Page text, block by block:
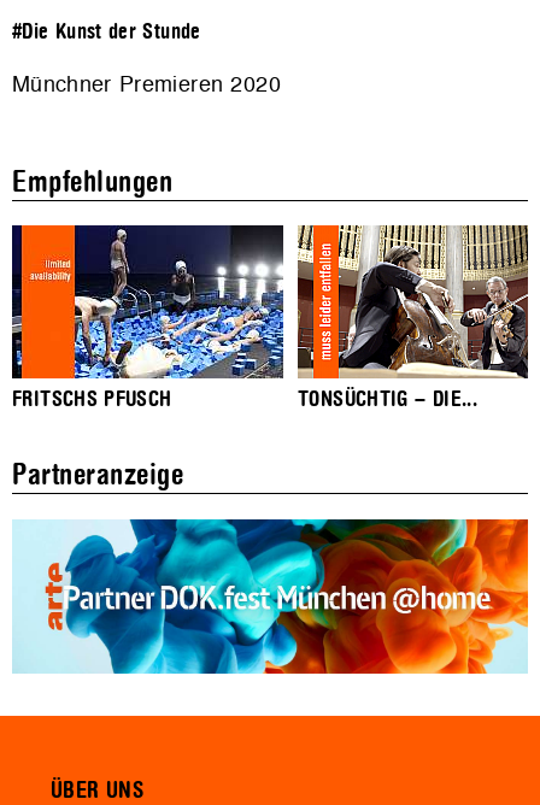
#Die Kunst der Stunde
Münchner Premieren 2020
Empfehlungen
FRITSCHS PFUSCH TONSÜCHTIG – DIE...
Partneranzeige
ÜBER UNS